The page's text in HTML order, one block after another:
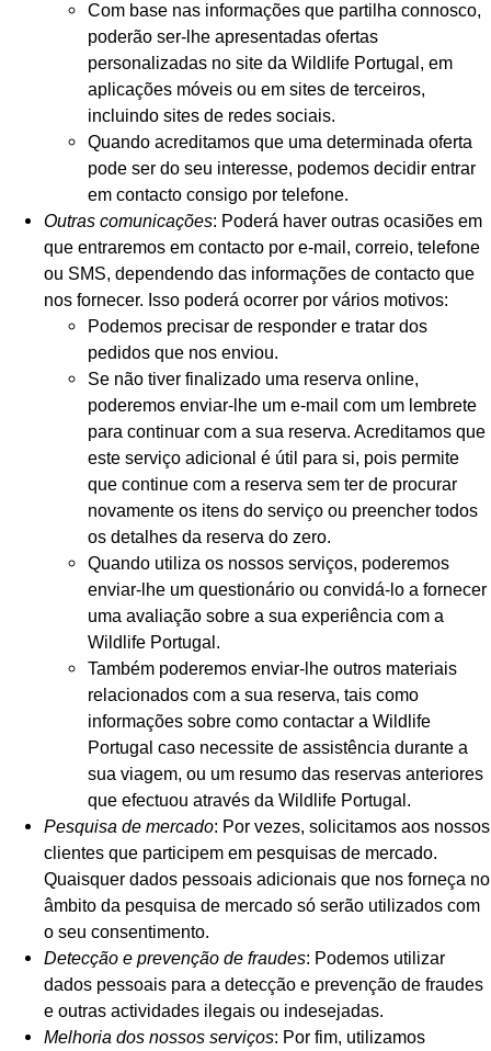
Com base nas informações que partilha connosco,
poderão ser-lhe apresentadas ofertas
personalizadas no site da Wildlife Portugal, em
aplicações móveis ou em sites de terceiros,
incluindo sites de redes sociais.
Quando acreditamos que uma determinada oferta
pode ser do seu interesse, podemos decidir entrar
em contacto consigo por telefone.
Outras comunicações: Poderá haver outras ocasiões em
que entraremos em contacto por e-mail, correio, telefone
ou SMS, dependendo das informações de contacto que
nos fornecer. Isso poderá ocorrer por vários motivos:
Podemos precisar de responder e tratar dos
pedidos que nos enviou.
Se não tiver finalizado uma reserva online,
poderemos enviar-lhe um e-mail com um lembrete
para continuar com a sua reserva. Acreditamos que
este serviço adicional é útil para si, pois permite
que continue com a reserva sem ter de procurar
novamente os itens do serviço ou preencher todos
os detalhes da reserva do zero.
Quando utiliza os nossos serviços, poderemos
enviar-lhe um questionário ou convidá-lo a fornecer
uma avaliação sobre a sua experiência com a
Wildlife Portugal.
Também poderemos enviar-lhe outros materiais
relacionados com a sua reserva, tais como
informações sobre como contactar a Wildlife
Portugal caso necessite de assistência durante a
sua viagem, ou um resumo das reservas anteriores
que efectuou através da Wildlife Portugal.
Pesquisa de mercado: Por vezes, solicitamos aos nossos
clientes que participem em pesquisas de mercado.
Quaisquer dados pessoais adicionais que nos forneça no
âmbito da pesquisa de mercado só serão utilizados com
o seu consentimento.
Detecção e prevenção de fraudes: Podemos utilizar
dados pessoais para a detecção e prevenção de fraudes
e outras actividades ilegais ou indesejadas.
Melhoria dos nossos serviços: Por fim, utilizamos